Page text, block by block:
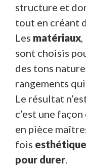
structure et
tout en créant
Les matériaux,
sont choisis
des tons
rangements
Le résultat
c’est une
en pièce
fois esthétique
pour durer.